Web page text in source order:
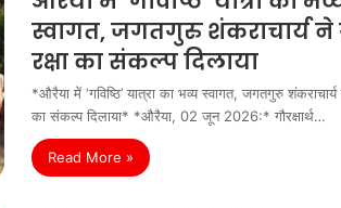
स्वागत, जगतगुरु शंकराचार्य ने
रक्षा का संकल्प दिलाया
*औरैया में ‘गविष्ठि’ यात्रा का भव्य स्वागत, जगतगुरु शंकराचार्य
का संकल्प दिलाया* *औरैया, 02 जून 2026:* गौरक्षार्थ…
Read More »